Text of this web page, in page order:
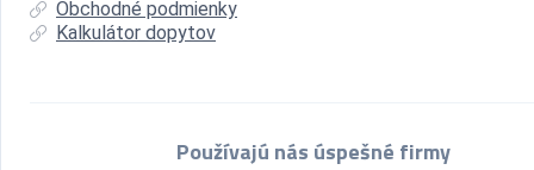
Obchodné podmienky
Kalkulátor dopytov
Používajú nás úspešné firmy